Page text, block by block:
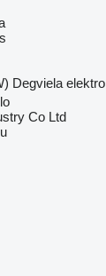
Degviela elektro
Co Ltd